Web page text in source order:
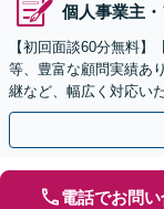
個人事業主
【初回面談60分無料
等、豊富な顧問実績あ
継など、幅広く対応い
【他士業と連携】【夜
電話でお問